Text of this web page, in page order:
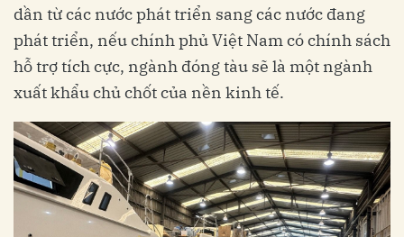
dần từ các nước phát triển sang các nước đang
phát triển, nếu chính phủ Việt Nam có chính sách
hỗ trợ tích cực, ngành đóng tàu sẽ là một ngành
xuất khẩu chủ chốt của nền kinh tế.